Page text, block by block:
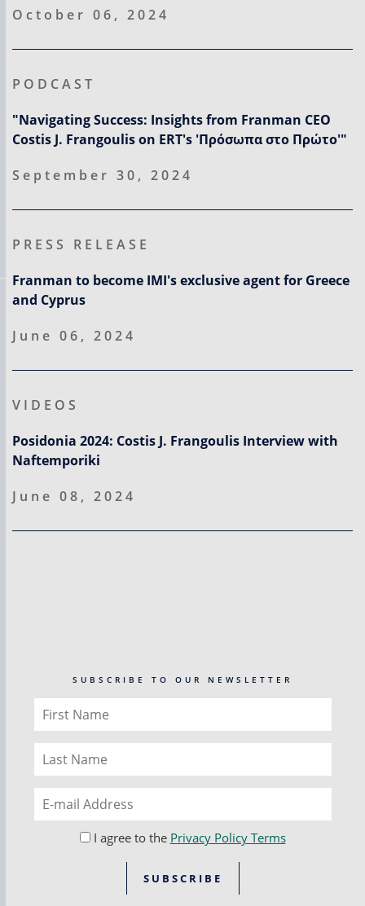
October 06, 2024
PODCAST
"Navigating Success: Insights from Franman CEO
Costis J. Frangoulis on ERT's 'Πρόσωπα στο Πρώτο'"
September 30, 2024
PRESS RELEASE
Franman to become IMI's exclusive agent for Greece
and Cyprus
June 06, 2024
VIDEOS
Posidonia 2024: Costis J. Frangoulis Interview with
Naftemporiki
June 08, 2024
SUBSCRIBE TO OUR NEWSLETTER
I agree to the Privacy Policy Terms